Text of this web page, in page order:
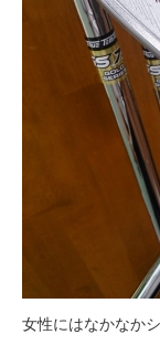
女性にはなかなか